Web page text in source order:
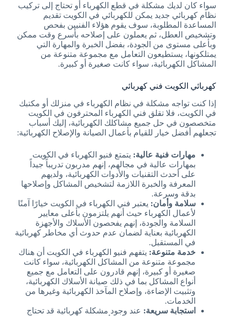
سواء كان لديك مشكلة في قطع الكهرباء أو تحتاج إلى تركيب
نظام كهربائي جديد يمكن للكهربائي في الكويت تقديم
المساعدة المطلوبة، سوف يقوم هؤلاء الفنيين بفحص
وتشخيص العطل، ثم يعملون على إصلاحه بأسرع وقت ممكن
وبأعلى مستوى من الجودة، بفضل الخبرة والمهارة التي
يمتلكونها، يستطيعون التعامل مع مجموعة متنوعة من
المشاكل الكهربائية، سواء كانت صغيرة أو كبيرة.
كهربائي الكويت فني كهربائي
إذا كنت تواجه مشكلة في نظام الكهرباء في منزلك أو مكتبك
في الكويت، فلا تقلق فني الكهرباء المحترفون في الكويت
متخصصون في حل جميع مشاكلك الكهربائية، إليك أسباب
تجعلهم أفضل خيار للقيام بأعمال الصيانة والإصلاح الكهربائية:
مهارات فنية عالية: يتمتع فنيو الكهرباء في الكويت
بمهارات عالية في مجالهم، إنهم مدربون تدريباً جيداً
على أحدث التقنيات والأدوات الكهربائية، ولديهم
المعرفة والخبرة اللازمة لتشخيص المشاكل وإصلاحها
بدقة وسرعة.
سلامة وأمان: يعتبر فني الكهرباء في الكويت خيارًا آمنًا
لأعمال الكهرباء حيث أنهم يلتزمون بأعلى معايير
السلامة والجودة، إنهم يفحصون الأسلاك والأجهزة
الكهربائية بعناية لضمان عدم حدوث أي مخاطر كهربائية
في المستقبل.
خدمة متنوعة: يتفهم فنيو الكهرباء في الكويت أن هناك
مجموعة متنوعة من المشاكل الكهربائية، سواء كانت
صغيرة أو كبيرة، إنهم قادرون على التعامل مع جميع
أنواع المشاكل بما في ذلك صيانة الأسلاك الكهربائية،
وتثبيت الإضاءة، وإصلاح المآخذ الكهربائية وغيرها من
الخدمات.
استجابة سريعة: عند وجود مشكلة كهربائية قد تحتاج